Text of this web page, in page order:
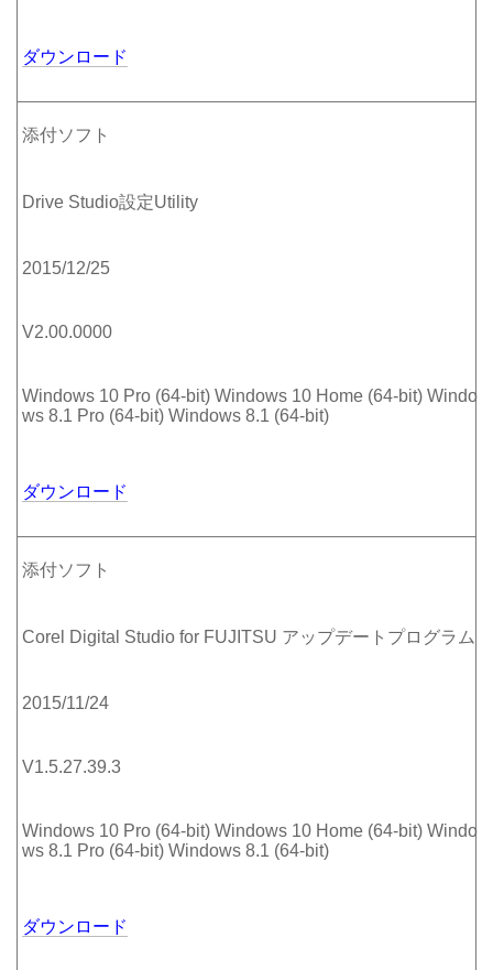
ダウンロード
添付ソフト
Drive Studio設定Utility
2015/12/25
V2.00.0000
Windows 10 Pro (64-bit) Windows 10 Home (64-bit) Windo
ws 8.1 Pro (64-bit) Windows 8.1 (64-bit)
ダウンロード
添付ソフト
Corel Digital Studio for FUJITSU アップデートプログラム
2015/11/24
V1.5.27.39.3
Windows 10 Pro (64-bit) Windows 10 Home (64-bit) Windo
ws 8.1 Pro (64-bit) Windows 8.1 (64-bit)
ダウンロード